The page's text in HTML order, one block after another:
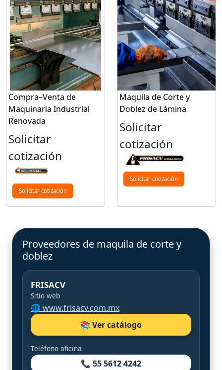
Compra–Venta de
Maquinaria Industrial
Renovada
Solicitar
cotización
Solicitar cotización
Maquila de Corte y
Doblez de Lámina
Solicitar
cotización
Solicitar cotización
Proveedores de maquila de corte y
doblez
FRISACV
Sitio web
🌐 www.frisacv.com.mx
📚 Ver catálogo
Teléfono oficina
📞 55 5612 4242